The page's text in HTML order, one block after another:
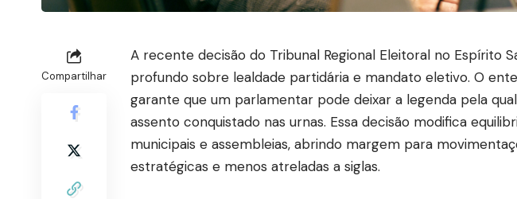
Compartilhar
A recente decisão do Tribunal Regional Eleitoral no Espírito
profundo sobre lealdade partidária e mandato eletivo. O
garante que um parlamentar pode deixar a legenda pela
assento conquistado nas urnas. Essa decisão modifica
municipais e assembleias, abrindo margem para
estratégicas e menos atreladas a siglas.